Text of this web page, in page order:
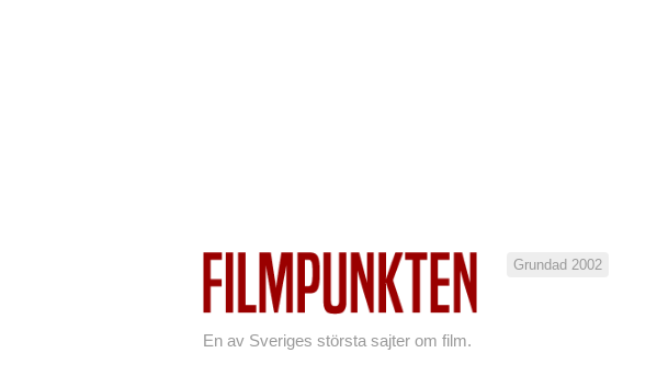
En av Sveriges största sajter om film.
Grundad 2002